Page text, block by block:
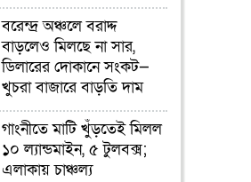
বরেন্দ্র অঞ্চলে বরাদ্দ
বাড়লেও মিলছে না সার,
ডিলারের দোকানে সংকট—
খুচরা বাজারে বাড়তি দাম
গাংনীতে মাটি খুঁড়তেই মিলল
১০ ল্যান্ডমাইন, ৫ টুলবক্স;
এলাকায় চাঞ্চল্য